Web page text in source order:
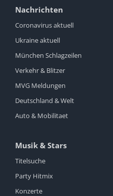
Nachrichten
Coronavirus aktuell
Ukraine aktuell
München Schlagzeilen
Verkehr & Blitzer
MVG Meldungen
Deutschland & Welt
Auto & Mobilitaet
Musik & Stars
Titelsuche
Party Hitmix
Konzerte